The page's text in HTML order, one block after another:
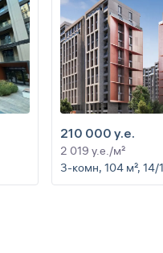
210 000 y.e.
2 019 y.e./м²
3-комн, 104 м², 14/